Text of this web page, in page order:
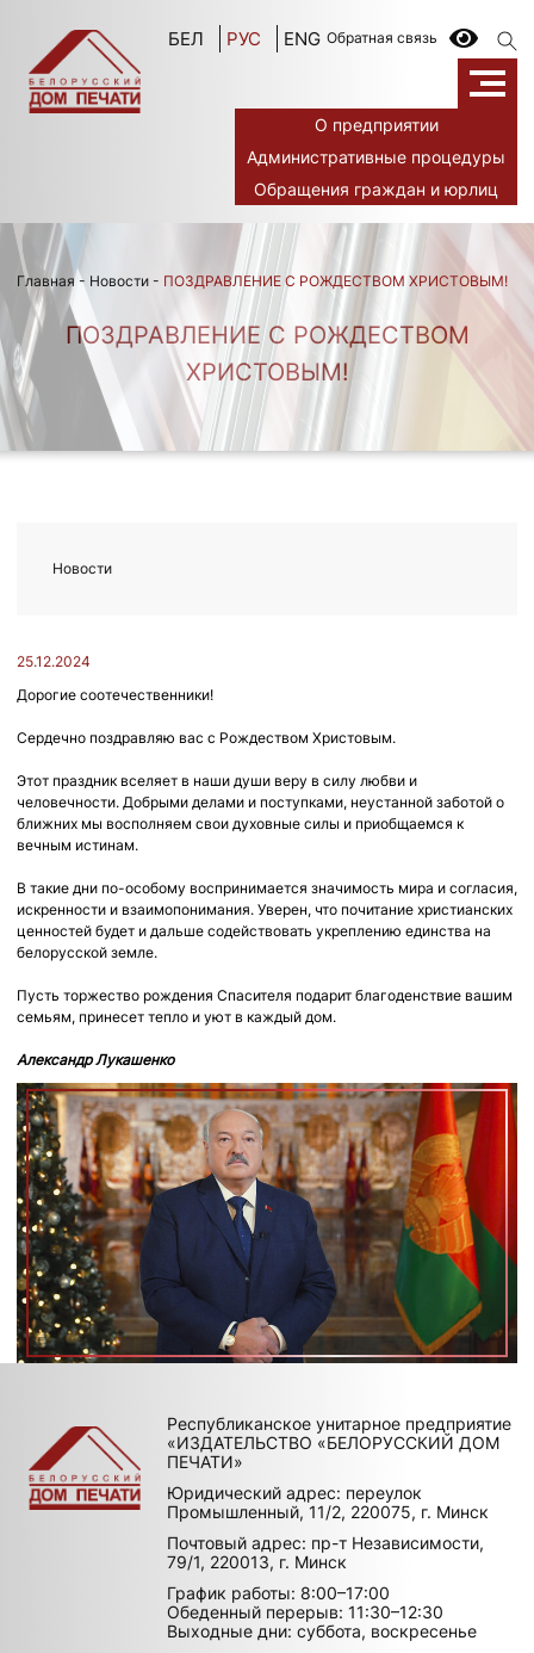
БЕЛ РУС ENG Обратная связь
О предприятии
Административные процедуры
Обращения граждан и юрлиц
Главная- Новости - ПОЗДРАВЛЕНИЕ С РОЖДЕСТВОМ ХРИСТОВЫМ!
ПОЗДРАВЛЕНИЕ С РОЖДЕСТВОМ
ХРИСТОВЫМ!
25.12.2024
Дорогие соотечественники!
Сердечно поздравляю вас с Рождеством Христовым.
Этот праздник вселяет в наши души веру в силу любви и
человечности. Добрыми делами и поступками, неустанной заботой о
ближних мы восполняем свои духовные силы и приобщаемся к
вечным истинам.
В такие дни по-особому воспринимается значимость мира и согласия,
искренности и взаимопонимания. Уверен, что почитание христианских
ценностей будет и дальше содействовать укреплению единства на
белорусской земле.
Пусть торжество рождения Спасителя подарит благоденствие вашим
семьям, принесет тепло и уют в каждый дом.
Александр Лукашенко
Новости
Республиканское унитарное предприятие
«ИЗДАТЕЛЬСТВО «БЕЛОРУССКИЙ ДОМ
ПЕЧАТИ»
Юридический адрес: переулок
Промышленный, 11/2, 220075, г. Минск
Почтовый адрес: пр-т Независимости,
79/1, 220013, г. Минск
График работы: 8:00–17:00
Обеденный перерыв: 11:30–12:30
Выходные дни: суббота, воскресенье